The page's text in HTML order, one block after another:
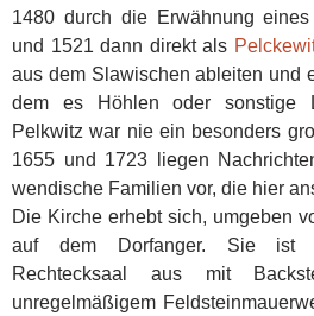
1480 durch die Erwähnung
und 1521 dann direkt als
aus dem Slawischen ableiten und
dem es Höhlen oder sonstige
Pelkwitz war nie ein besonders
1655 und 1723 liegen
wendische Familien vor, die hier
Die Kirche erhebt sich, umgeben
auf dem Dorfanger. Sie ist
Rechtecksaal aus mit
unregelmäßigem